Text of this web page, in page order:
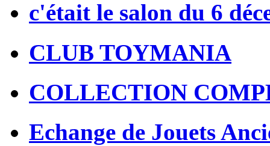
c'était le salon du 6
CLUB TOYMANIA
COLLECTION
Echange de Jouets